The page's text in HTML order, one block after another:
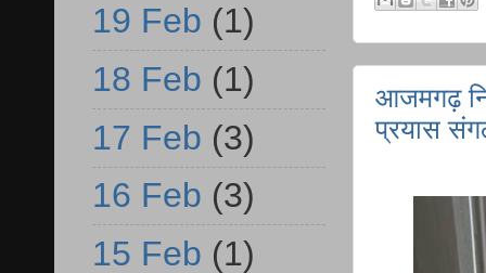
आजमगढ़
प्रयास
19 Feb (1)
18 Feb (1)
17 Feb (3)
16 Feb (3)
15 Feb (1)